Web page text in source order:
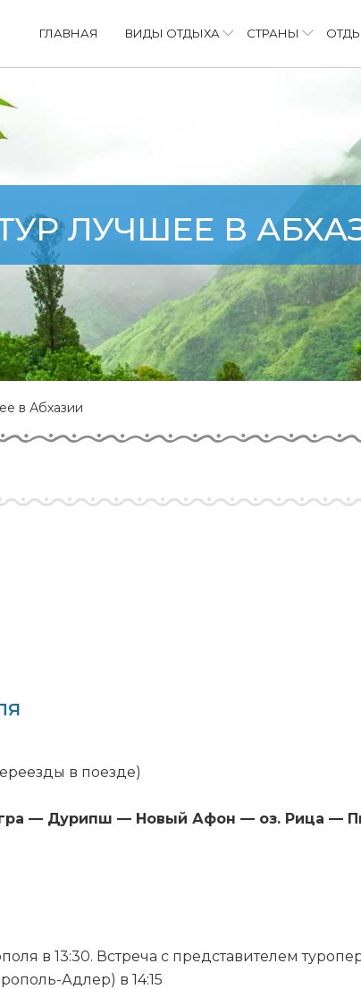
ГЛАВНАЯ ВИДЫ ОТДЫХА СТРАНЫ
ЛУЧШЕЕ В
в Абхазии
в поезде)
— Дурипш — Новый Афон — оз. Рица —
в 13:30. Встреча с представителем
Адлер) в 14:15